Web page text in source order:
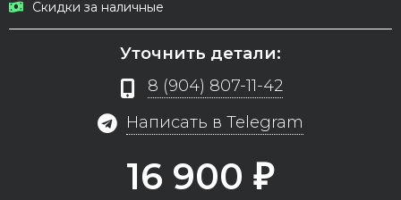
Скидки за наличные
Уточнить детали:
8 (904) 807-11-42
Написать в Telegram
16 900 ₽